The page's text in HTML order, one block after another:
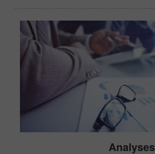
Analyses